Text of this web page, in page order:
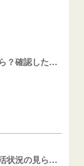
主治医に「障害年金は難しい」と言われたら？確認したいこと
一人暮らしでも障害年金を請求できる？生活状況の見られ方